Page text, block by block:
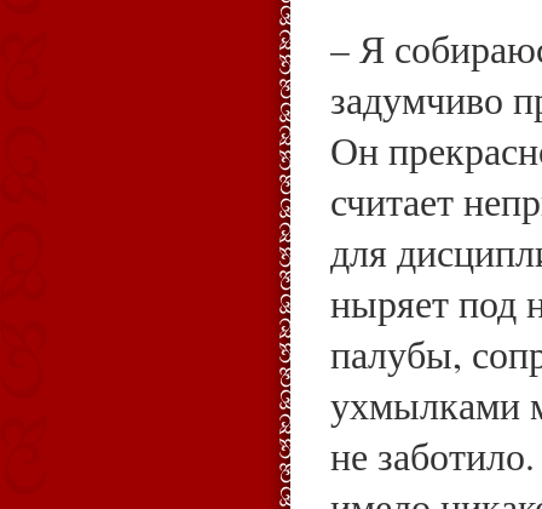
– Я
задумчиво
Он
считает
для
ныряет под
палубы,
ухмылками
не